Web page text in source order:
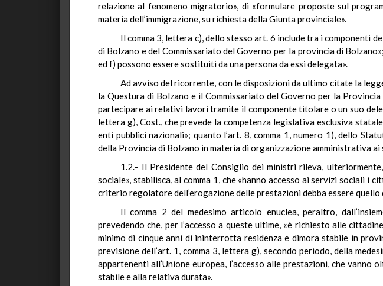
relazione al fenomeno migratorio», di «formulare proposte sul
materia dell’immigrazione, su richiesta della Giunta provinciale».
Il comma 3, lettera c), dello stesso art. 6 include tra i componenti
di Bolzano e del Commissariato del Governo per la provincia di
ed f) possono essere sostituiti da una persona da essi delegata».
Ad avviso del ricorrente, con le disposizioni da ultimo citate la
la Questura di Bolzano e il Commissariato del Governo per la
partecipare ai relativi lavori tramite il componente titolare o un suo
lettera g), Cost., che prevede la competenza legislativa esclusiva
enti pubblici nazionali»; quanto l’art. 8, comma 1, numero 1), dello
della Provincia di Bolzano in materia di organizzazione amministrativa
1.2.– Il Presidente del Consiglio dei ministri rileva,
sociale», stabilisca, al comma 1, che «hanno accesso ai servizi sociali
criterio regolatore dell’erogazione delle prestazioni debba essere
Il comma 2 del medesimo articolo enuclea, peraltro,
prevedendo che, per l’accesso a queste ultime, «è richiesto alle
minimo di cinque anni di ininterrotta residenza e dimora stabile in
previsione dell’art. 1, comma 3, lettera g), secondo periodo, della
appartenenti all’Unione europea, l’accesso alle prestazioni, che
stabile e alla relativa durata».